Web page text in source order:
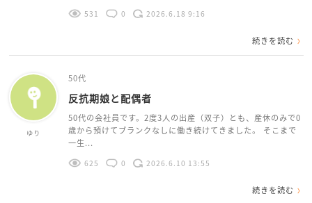
531 0 2026.6.18 9:16
続きを読む
ゆり
50代
反抗期娘と配偶者
50代の会社員です。2度3人の出産（双子）とも、産休のみで0
歳から預けてブランクなしに働き続けてきました。 そこまで
一生...
625 0 2026.6.10 13:55
続きを読む